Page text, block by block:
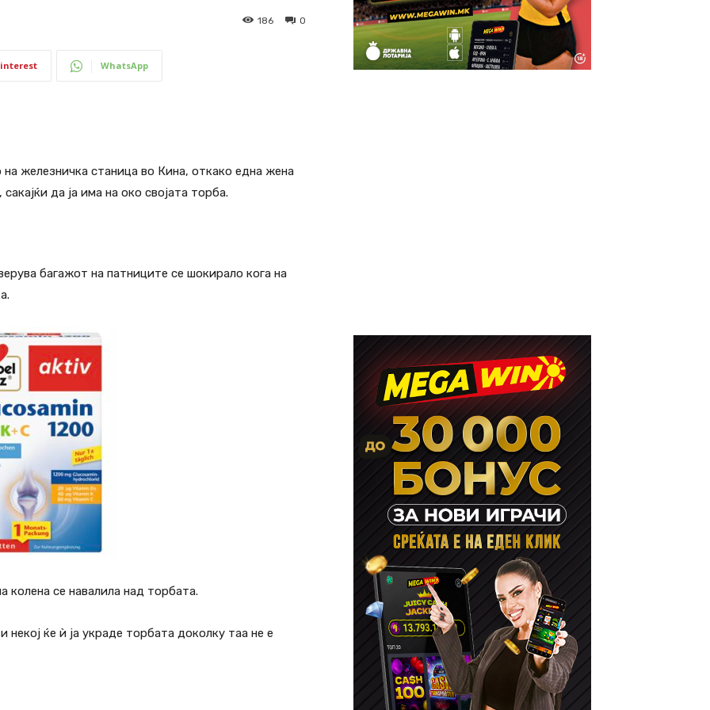
0
186
WhatsApp
железничка станица во Кина, откако една жена
да ја има на око својата торба.
багажот на патниците се шокирало кога на
колена се навалила над торбата.
ќе ѝ ја украде торбата доколку таа не е